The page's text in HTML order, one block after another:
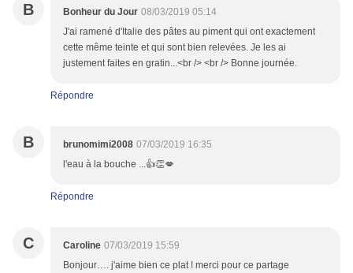
B Bonheur du Jour 08/03/2019 05:14
J'ai ramené d'Italie des pâtes au piment qui ont exactement
cette même teinte et qui sont bien relevées. Je les ai
justement faites en gratin...<br /> <br /> Bonne journée.
Répondre
B brunomimi2008 07/03/2019 16:35
l'eau à la bouche ...👍👏💋
Répondre
C Caroline 07/03/2019 15:59
Bonjour…. j'aime bien ce plat ! merci pour ce partage